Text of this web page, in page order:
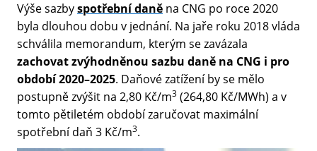
Výše sazbyspotřební daně na CNG po roce 2020
byla dlouhou dobu v jednání. Na jaře roku 2018 vláda
schválila memorandum, kterým se zavázala
zachovat zvýhodněnou sazbu daně na CNG i pro
období 2020–2025. Daňové zatížení by se mělo
postupně zvýšit na 2,80 Kč/m3 (264,80 Kč/MWh) a v
tomto pětiletém období zaručovat maximální
spotřební daň 3 Kč/m3.